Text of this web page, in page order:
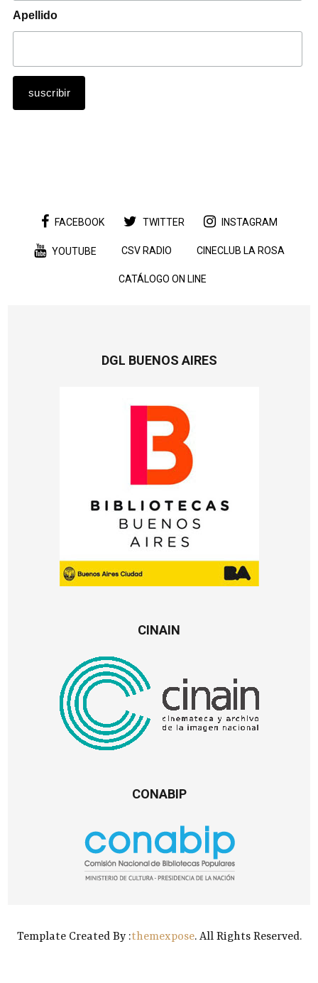
Apellido
FACEBOOK TWITTER INSTAGRAM
YOUTUBE CSV RADIO CINECLUB LA ROSA
CATÁLOGO ON LINE
DGL BUENOS AIRES
CINAIN
CONABIP
Template Created By :themexpose. All Rights Reserved.